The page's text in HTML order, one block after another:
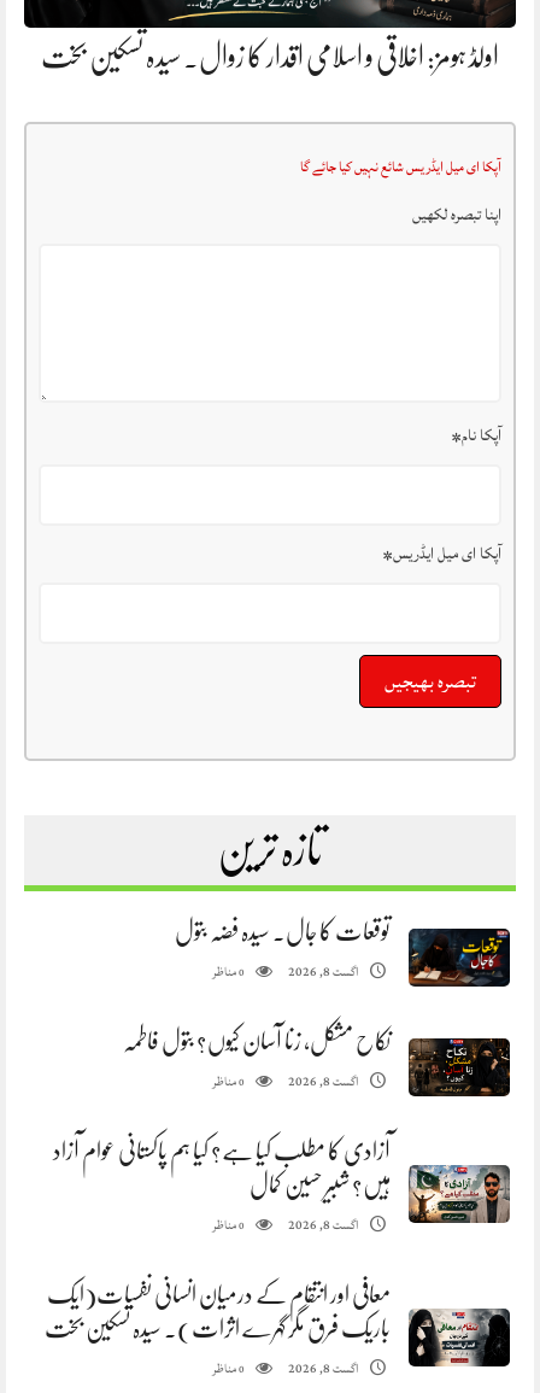
اولڈ ہومز: اخلاقی و اسلامی اقدار کا زوال. سیدہ تسکین بخت
آپکا ای میل ایڈریس شائع نہیں کیا جائے گا
اپنا تبصرہ لکھیں
آپکا نام*
آپکا ای میل ایڈریس*
تازہ ترین
توقعات کا جال. سیدہ فضہ بتول
اگست 8, 2026 0مناظر
نکاح مشکل، زنا آسان کیوں؟ بتول فاطمہ
اگست 8, 2026 0مناظر
آزادی کا مطلب کیا ہے؟ کیا ہم پاکستانی عوام آزاد
ہیں؟ شبیر حسین کمال
اگست 8, 2026 0مناظر
معافی اور انتقام کے درمیان انسانی نفسیات(ایک
باریک فرق مگر گہرے اثرات). سیدہ تسکین بخت
اگست 8, 2026 0مناظر